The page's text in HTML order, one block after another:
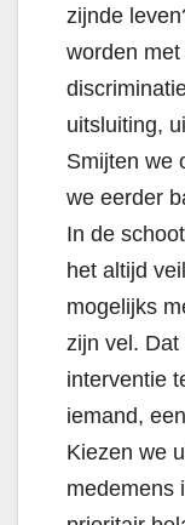
zijnde
worden
uitsluiting,
Smijten we
we eerder
In de
het altijd
mogelijks
zijn vel.
interventie
iemand,
Kiezen we
medemens